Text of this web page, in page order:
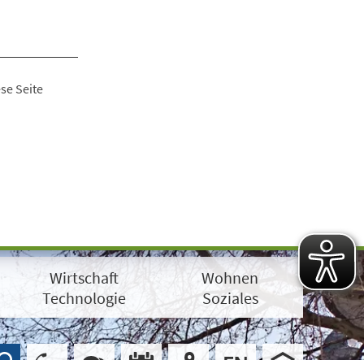
Seite
Wirtschaft
Technologie
Wohnen
Soziales